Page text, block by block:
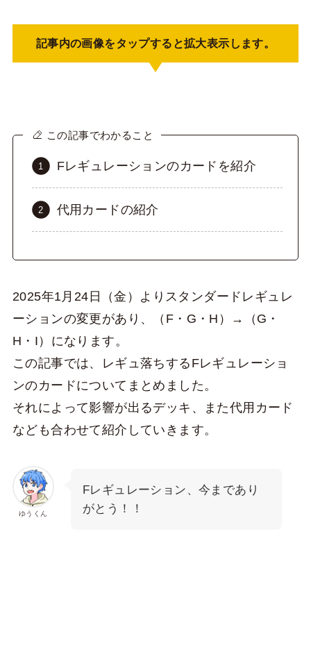
記事内の画像をタップすると拡大表示します。
この記事でわかること
Fレギュレーションのカードを紹介
代用カードの紹介
2025年1月24日（金）よりスタンダードレギュレ
ーションの変更があり、（F・G・H）→（G・
H・I）になります。
この記事では、レギュ落ちするFレギュレーショ
ンのカードについてまとめました。
それによって影響が出るデッキ、また代用カード
なども合わせて紹介していきます。
ゆうくん
Fレギュレーション、今まであり
がとう！！